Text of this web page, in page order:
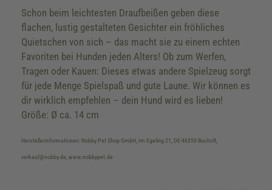
Schon beim leichtesten Draufbeißen geben diese
flachen, lustig gestalteten Gesichter ein fröhliches
Quietschen von sich – das macht sie zu einem echten
Favoriten bei Hunden jeden Alters! Ob zum Werfen,
Tragen oder Kauen: Dieses etwas andere Spielzeug sorgt
für jede Menge Spielspaß und gute Laune. Wir können es
dir wirklich empfehlen – dein Hund wird es lieben!
Größe: Ø ca. 14 cm
Herstellerinformationen: Nobby Pet Shop GmbH, Im Egeling 21, DE-46359 Bocholt,
verkauf@nobby.de, www.nobbypet.de